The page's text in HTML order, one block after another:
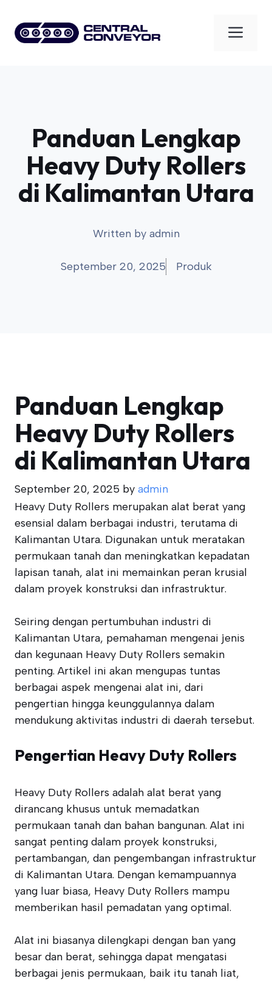
content
Panduan Lengkap
Heavy Duty Rollers
di Kalimantan Utara
Written by admin
September 20, 2025 Produk
Panduan Lengkap
Heavy Duty Rollers
di Kalimantan Utara
September 20, 2025 by admin
Heavy Duty Rollers merupakan alat berat yang
esensial dalam berbagai industri, terutama di
Kalimantan Utara. Digunakan untuk meratakan
permukaan tanah dan meningkatkan kepadatan
lapisan tanah, alat ini memainkan peran krusial
dalam proyek konstruksi dan infrastruktur.
Seiring dengan pertumbuhan industri di
Kalimantan Utara, pemahaman mengenai jenis
dan kegunaan Heavy Duty Rollers semakin
penting. Artikel ini akan mengupas tuntas
berbagai aspek mengenai alat ini, dari
pengertian hingga keunggulannya dalam
mendukung aktivitas industri di daerah tersebut.
Pengertian Heavy Duty Rollers
Heavy Duty Rollers adalah alat berat yang
dirancang khusus untuk memadatkan
permukaan tanah dan bahan bangunan. Alat ini
sangat penting dalam proyek konstruksi,
pertambangan, dan pengembangan infrastruktur
di Kalimantan Utara. Dengan kemampuannya
yang luar biasa, Heavy Duty Rollers mampu
memberikan hasil pemadatan yang optimal.
Alat ini biasanya dilengkapi dengan ban yang
besar dan berat, sehingga dapat mengatasi
berbagai jenis permukaan, baik itu tanah liat,